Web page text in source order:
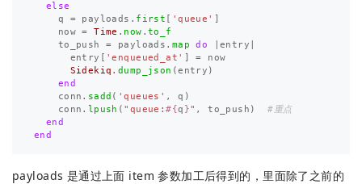
else
q
= payloads . first 'queue'
now = Time . now .to_f
to_push
= payloads . map do |entry
entry
'enqueued_at' =
now
Sidekiq . dump_json (entry )
end
conn . sadd ( 'queues' , q )
conn . lpush ( "queue:#{q }" , to_push )
#重点
end
end
payloads 是通过上面 item 参数加工后得到的，里面除了之前的